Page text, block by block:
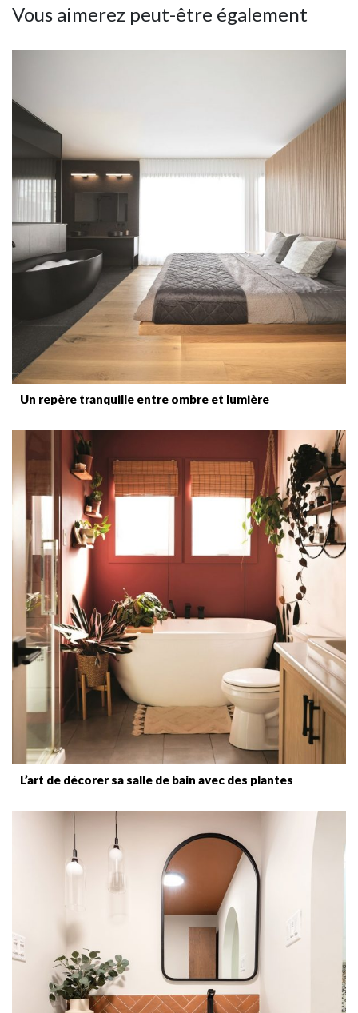
Vous aimerez peut-être également
Un repère tranquille entre ombre et lumière
L’art de décorer sa salle de bain avec des plantes